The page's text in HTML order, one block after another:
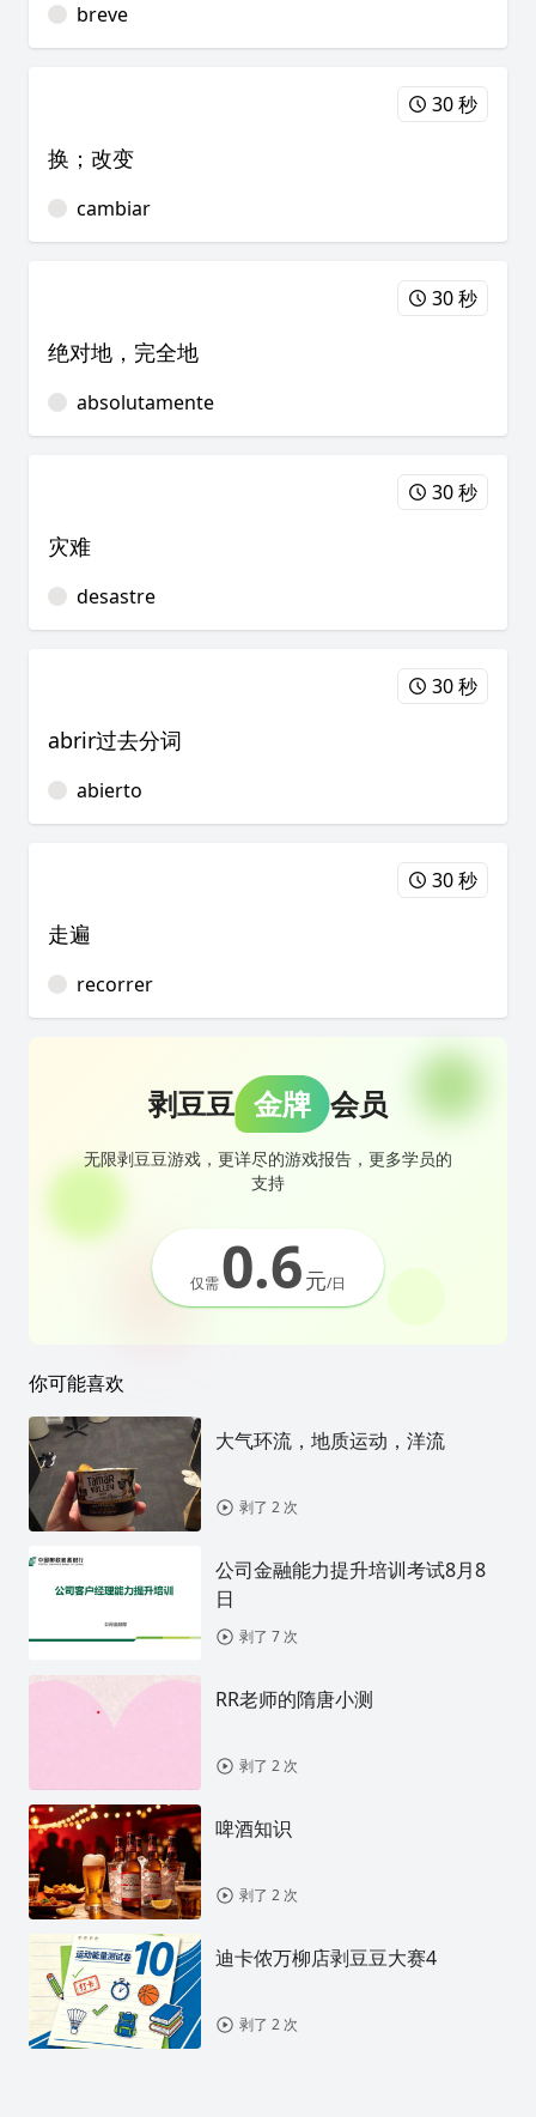
breve
30 秒
换；改变
cambiar
30 秒
绝对地，完全地
absolutamente
30 秒
灾难
desastre
30 秒
abrir过去分词
abierto
30 秒
走遍
recorrer
剥豆豆 金牌 会员
无限剥豆豆游戏，更详尽的游戏报告，更多学员的
支持
仅需0.6元/日
你可能喜欢
大气环流，地质运动，洋流
剥了 2 次
公司金融能力提升培训考试8月8
日
剥了 7 次
RR老师的隋唐小测
剥了 2 次
啤酒知识
剥了 2 次
迪卡侬万柳店剥豆豆大赛4
剥了 2 次